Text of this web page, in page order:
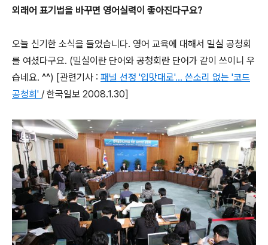
외래어 표기법을 바꾸면 영어실력이 좋아진다구요?
오늘 신기한 소식을 들었습니다. 영어 교육에 대해서 밀실 공청회
를 여셨다구요. (밀실이란 단어와 공청회란 단어가 같이 쓰이니 우
습네요. ^^) [관련기사 : 패널 선정 '입맛대로'… 쓴소리 없는 '코드
공청회' / 한국일보 2008.1.30]